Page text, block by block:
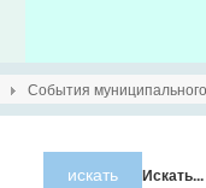
События
искать Искать...